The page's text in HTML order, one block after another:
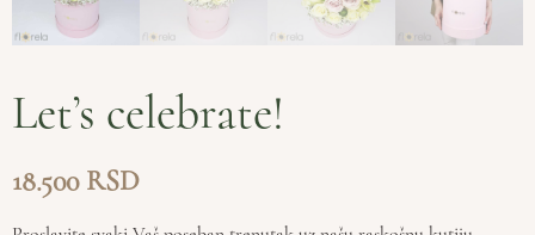
Let’s celebrate!
18.500